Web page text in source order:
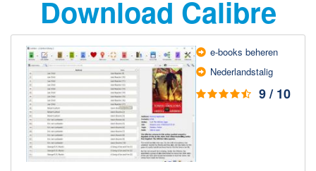
Afbeelding & foto bewerken
Screenshots Maken
Audio & Video
Branden en Rippen
Converteren
Media streamen
Download Calibre
e-books beheren
Nederlands­talig
9 / 10